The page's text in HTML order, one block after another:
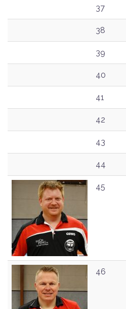
37
38
39
40
41
42
43
44
45
46